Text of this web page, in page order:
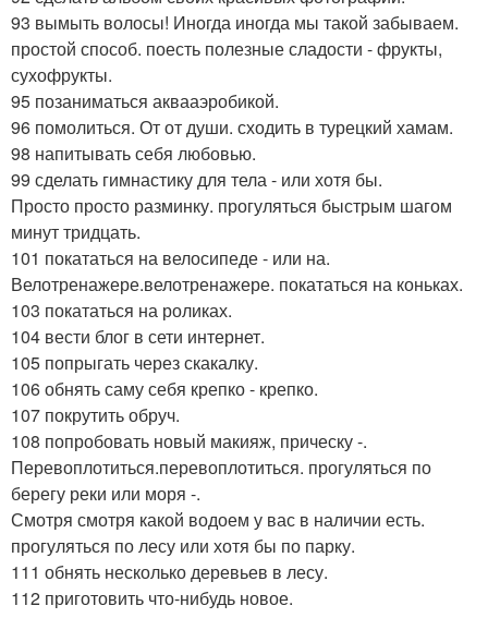
93 вымыть волосы! Иногда иногда мы такой забываем.
простой способ. поесть полезные сладости - фрукты,
сухофрукты.
95 позаниматься аквааэробикой.
96 помолиться. От от души. сходить в турецкий хамам.
98 напитывать себя любовью.
99 сделать гимнастику для тела - или хотя бы.
Просто просто разминку. прогуляться быстрым шагом
минут тридцать.
101 покататься на велосипеде - или на.
Велотренажере.велотренажере. покататься на коньках.
103 покататься на роликах.
104 вести блог в сети интернет.
105 попрыгать через скакалку.
106 обнять саму себя крепко - крепко.
107 покрутить обруч.
108 попробовать новый макияж, прическу -.
Перевоплотиться.перевоплотиться. прогуляться по
берегу реки или моря -.
Смотря смотря какой водоем у вас в наличии есть.
прогуляться по лесу или хотя бы по парку.
111 обнять несколько деревьев в лесу.
112 приготовить что-нибудь новое.